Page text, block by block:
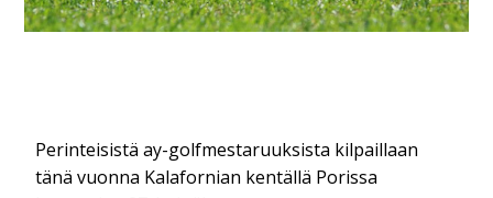
Perinteisistä ay-golfmestaruuksista kilpaillaan
tänä vuonna Kalafornian kentällä Porissa